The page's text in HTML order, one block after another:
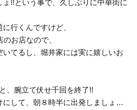
!!という事で、久しぶりに中華街に
行くんですけど、
お店なので、
てるし、堀井家には実に嬉しいお
、腕立て伏せ千回を終了!!
にして、朝８時半に出発しましょ…